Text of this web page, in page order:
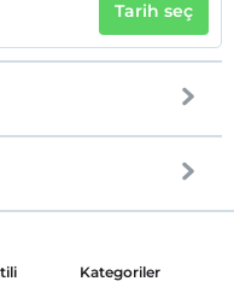
Tarih seç
odalar
Kategoriler